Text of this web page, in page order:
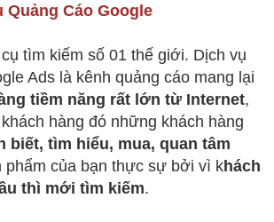
Quảng Cáo Google
tìm kiếm số 01 thế giới. Dịch vụ
Ads là kênh quảng cáo mang lại
tiềm năng rất lớn từ Internet,
hàng đó những khách hàng
biết, tìm hiểu, mua, quan tâm
phẩm của bạn thực sự bởi vì khách
thì mới tìm kiếm.